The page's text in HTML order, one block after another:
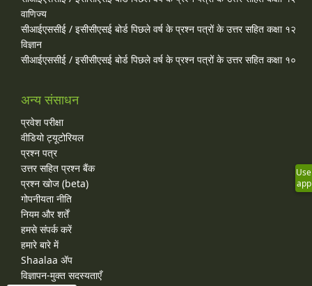
वाणिज्य
सीआईएससीई / इसीसीएसई बोर्ड पिछले वर्ष के प्रश्न पत्रों के उत्तर सहित कक्षा १२
विज्ञान
सीआईएससीई / इसीसीएसई बोर्ड पिछले वर्ष के प्रश्न पत्रों के उत्तर सहित कक्षा १०
अन्य संसाधन
प्रवेश परीक्षा
वीडियो ट्यूटोरियल
प्रश्न पत्र
उत्तर सहित प्रश्न बैंक
प्रश्न खोज (beta)
गोपनीयता नीति
नियम और शर्तें
हमसे संपर्क करें
हमारे बारे में
Shaalaa ॲप
विज्ञापन-मुक्त सदस्यताएँ
Use
app